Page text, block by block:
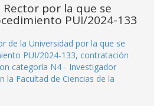
Rector por la que se
PUI/2024-133
de la Universidad por la que se
PUI/2024-133, contratación
categoría N4 - Investigador
la Facultad de Ciencias de la